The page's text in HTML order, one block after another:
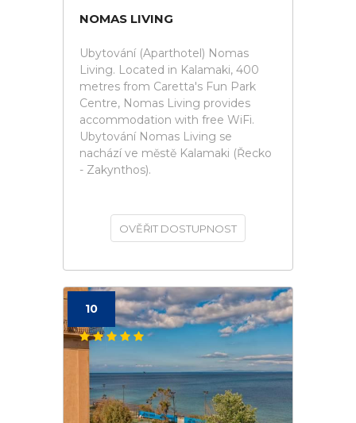
NOMAS LIVING
Ubytování (Aparthotel) Nomas
Living. Located in Kalamaki, 400
metres from Caretta's Fun Park
Centre, Nomas Living provides
accommodation with free WiFi.
Ubytování Nomas Living se
nachází ve městě Kalamaki (Řecko
- Zakynthos).
OVĚŘIT DOSTUPNOST
10